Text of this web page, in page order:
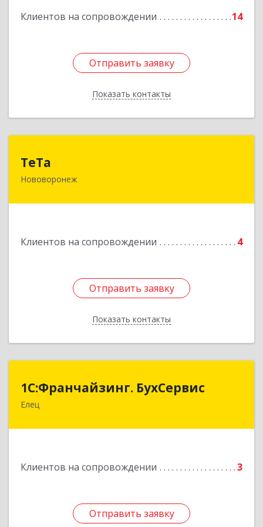
Клиентов на сопровождении 14
Отправить заявку
Показать контакты
Отправить заявку
Назад
ТеТа
Нововоронеж
Клиентов на сопровождении 4
Отправить заявку
Показать контакты
396 073, Нововоронеж г, а/я, дом № 30
Отправить заявку
Назад
1С:Франчайзинг. БухСервис
Елец
Клиентов на сопровождении 3
Отправить заявку
1С:Франчайзинг. БухСервис
Отправить заявку